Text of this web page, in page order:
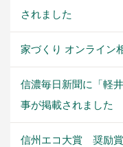
されました
家づくり オンライン
信濃毎日新聞に「軽
事が掲載されました
信州エコ大賞 奨励